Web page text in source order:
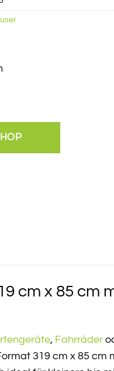
cm x 85 cm
, Fahrräder
319 cm x 85